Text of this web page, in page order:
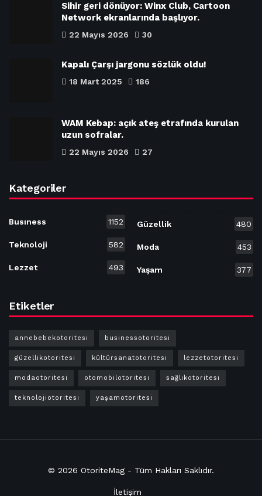
Sihir geri dönüyor: Winx Club, Cartoon
Network ekranlarında başlıyor.
22 Mayıs 2026 30
Kapalı Çarşı jargonu sözlük oldu!
18 Mart 2025 186
WAM Kebap: açık ateş etrafında kurulan
uzun sofralar.
22 Mayıs 2026 27
Kategoriler
Busıness 1152
Teknoloji 582
Lezzet 493
Güzellik 480
Moda 453
Yaşam 377
Etiketler
annebebekotoritesi businessotoritesi
güzellikotoritesi kültürsanatotoritesi lezzetotoritesi
modaotoritesi otomobilotoritesi sağlıkotoritesi
teknolojiotoritesi yaşamotoritesi
© 2026 OtoriteMag - Tüm Hakları Saklıdır.
İletişim